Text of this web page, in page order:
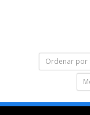
Ordenar por